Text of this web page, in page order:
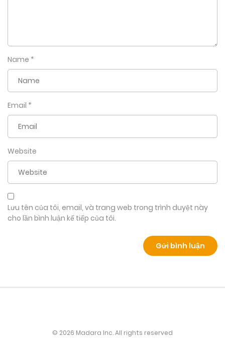
Name *
Email *
Website
Lưu tên của tôi, email, và trang web trong trình duyệt này
cho lần bình luận kế tiếp của tôi.
© 2026 Madara Inc. All rights reserved